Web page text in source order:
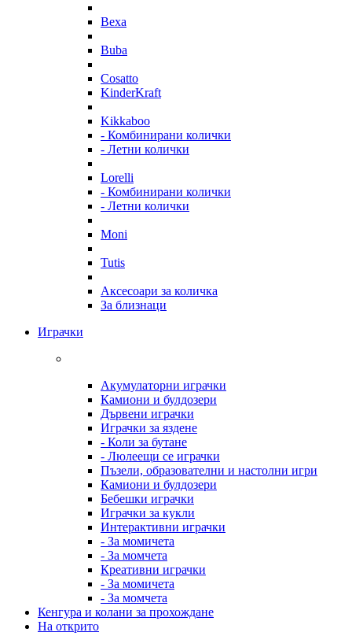
Bexa
Buba
Cosatto
KinderKraft
Kikkaboo
- Комбинирани колички
- Летни колички
Lorelli
- Комбинирани колички
- Летни колички
Moni
Tutis
Аксесоари за количка
За близнаци
Играчки
Акумулаторни играчки
Камиони и булдозери
Дървени играчки
Играчки за яздене
- Коли за бутане
- Люлеещи се играчки
Пъзели, образователни и настолни игри
Камиони и булдозери
Бебешки играчки
Играчки за кукли
Интерактивни играчки
- За момичета
- За момчета
Креативни играчки
- За момичета
- За момчета
Кенгура и колани за прохождане
На открито